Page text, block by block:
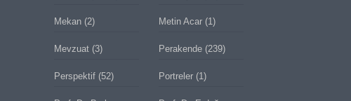
Mekan(2) Metin Acar(1)
Mevzuat(3) Perakende(239)
Perspektif(52) Portreler(1)